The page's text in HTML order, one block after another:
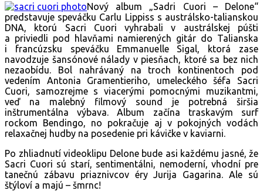
Nový album „Sadri Cuori – Delone“
predstavuje speváčku Carlu Lippiss s austrálsko-talianskou
DNA, ktorú Sacri Cuori vyhrabali v austrálskej púšti
a priviedli pod hlavňami namierených gitár do Talianska
i francúzsku speváčku Emmanuelle Sigal, ktorá zase
navodzuje šansónové nálady v piesňach, ktoré sa bez nich
nezaobídu. Bol nahrávaný na troch kontinentoch pod
vedením Antonia Gramentieriho, umeleckého šéfa Sacri
Cuori, samozrejme s viacerými pomocnými muzikantmi,
veď na malebný filmový sound je potrebná širšia
inštrumentálna výbava. Album začína traskavým surf
rockom Bendingo, no pokračuje aj v pokojných vodách
relaxačnej hudby na posedenie pri kávičke v kaviarni.
Po zhliadnutí videoklipu Delone bude asi každému jasné, že
Sacri Cuori sú starí, sentimentálni, nemoderní, vhodní pre
tanečnú zábavu priaznivcov éry Jurija Gagarina. Ale sú
štýloví a majú – šmrnc!